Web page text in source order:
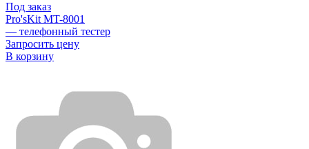
Под заказ
Pro'sKit MT-8001
— телефонный тестер
Запросить цену
В корзину